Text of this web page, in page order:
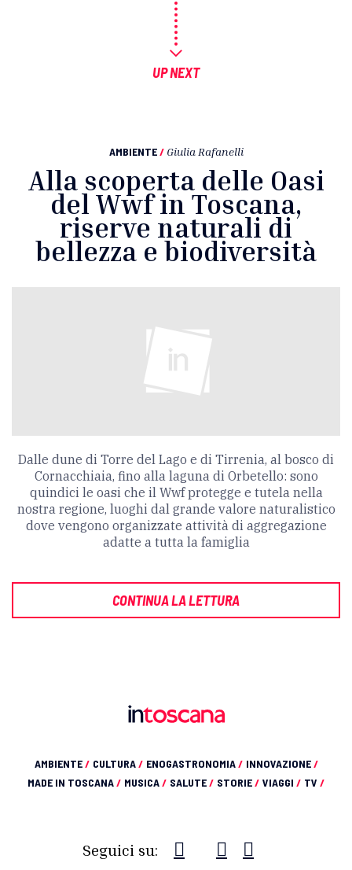
UP NEXT
AMBIENTE / Giulia Rafanelli
Alla scoperta delle Oasi
del Wwf in Toscana,
riserve naturali di
bellezza e biodiversità
Dalle dune di Torre del Lago e di Tirrenia, al bosco di
Cornacchiaia, fino alla laguna di Orbetello: sono
quindici le oasi che il Wwf protegge e tutela nella
nostra regione, luoghi dal grande valore naturalistico
dove vengono organizzate attività di aggregazione
adatte a tutta la famiglia
CONTINUA LA LETTURA
AMBIENTE/ CULTURA/ ENOGASTRONOMIA/ INNOVAZIONE/
MADE IN TOSCANA/ MUSICA/ SALUTE/ STORIE/ VIAGGI / TV /
Seguici su: